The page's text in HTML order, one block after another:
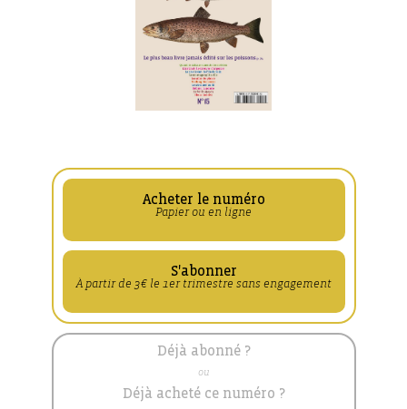
Acheter le numéro
Papier ou en ligne
S'abonner
À partir de 3€ le 1er trimestre sans engagement
Déjà abonné ?
ou
Déjà acheté ce numéro ?